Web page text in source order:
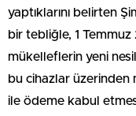
yaptıklarını belirten
bir tebliğle, 1
mükelleflerin yeni
bu cihazlar üzerinden
ile ödeme kabul